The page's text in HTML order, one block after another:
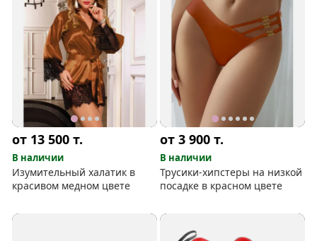
от 13 500т.
В наличии
Изумительный халатик в
красивом медном цвете
от 3 900т.
В наличии
Трусики-хипстеры на низкой
посадке в красном цвете